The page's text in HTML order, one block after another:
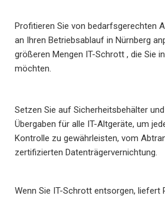
Profitieren Sie von bedarfsgerechten
an Ihren Betriebsablauf in Nürnberg
größeren Mengen IT-Schrott , die Sie
möchten.
Setzen Sie auf Sicherheitsbehälter
Übergaben für alle IT-Altgeräte, um
Kontrolle zu gewährleisten, vom
zertifizierten Datenträgervernichtung.
Wenn Sie IT-Schrott entsorgen, liefert